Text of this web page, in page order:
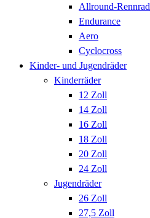
Allround-Rennrad
Endurance
Aero
Cyclocross
Kinder- und Jugendräder
Kinderräder
12 Zoll
14 Zoll
16 Zoll
18 Zoll
20 Zoll
24 Zoll
Jugendräder
26 Zoll
27,5 Zoll